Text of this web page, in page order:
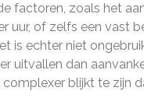
factoren, zoals het
uur, of zelfs een vast
is echter niet
uitvallen dan
complexer blijkt te zijn